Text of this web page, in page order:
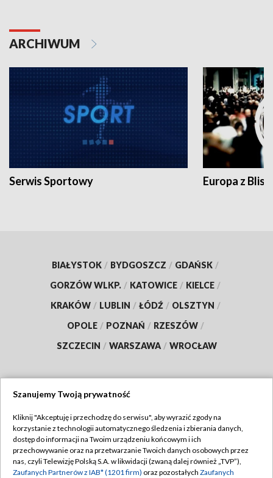
ARCHIWUM
Serwis Sportowy Europa z
BIAŁYSTOK / BYDGOSZCZ / GDAŃSK /
GORZÓW WLKP. / KATOWICE / KIELCE /
KRAKÓW / LUBLIN / ŁÓDŹ / OLSZTYN /
OPOLE / POZNAŃ / RZESZÓW /
SZCZECIN / WARSZAWA / WROCŁAW
TVP
Abonament TVP
Emisja w TVP
Regulamin TVP
Polityka prywatności
Szanujemy Twoją prywatność
Kliknij "Akceptuję i przechodzę do serwisu", aby wyrazić zgody na
korzystanie z technologii automatycznego śledzenia i zbierania danych,
dostęp do informacji na Twoim urządzeniu końcowym i ich
przechowywanie oraz na przetwarzanie Twoich danych osobowych przez
nas, czyli Telewizję Polską S.A. w likwidacji (zwaną dalej również „TVP”),
Zaufanych Partnerów z IAB* (1201 firm) oraz pozostałych Zaufanych